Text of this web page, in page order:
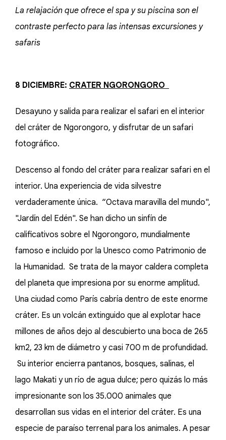
La relajación que ofrece el spa y su piscina son el
contraste perfecto para las intensas excursiones y
safaris
8 DICIEMBRE: CRATER NGORONGORO
Desayuno y salida para realizar el safari en el interior
del cráter de Ngorongoro, y disfrutar de un safari
fotográfico.
Descenso al fondo del cráter para realizar safari en el
interior. Una experiencia de vida silvestre
verdaderamente única. “Octava maravilla del mundo",
"Jardín del Edén". Se han dicho un sinfín de
calificativos sobre el Ngorongoro, mundialmente
famoso e incluido por la Unesco como Patrimonio de
la Humanidad. Se trata de la mayor caldera completa
del planeta que impresiona por su enorme amplitud.
Una ciudad como París cabría dentro de este enorme
cráter. Es un volcán extinguido que al explotar hace
millones de años dejo al descubierto una boca de 265
km2, 23 km de diámetro y casi 700 m de profundidad.
Su interior encierra pantanos, bosques, salinas, el
lago Makati y un río de agua dulce; pero quizás lo más
impresionante son los 35.000 animales que
desarrollan sus vidas en el interior del cráter. Es una
especie de paraíso terrenal para los animales. A pesar